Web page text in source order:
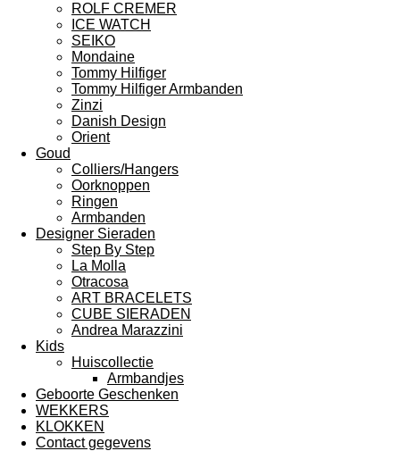
ROLF CREMER
ICE WATCH
SEIKO
Mondaine
Tommy Hilfiger
Tommy Hilfiger Armbanden
Zinzi
Danish Design
Orient
Goud
Colliers/Hangers
Oorknoppen
Ringen
Armbanden
Designer Sieraden
Step By Step
La Molla
Otracosa
ART BRACELETS
CUBE SIERADEN
Andrea Marazzini
Kids
Huiscollectie
Armbandjes
Geboorte Geschenken
WEKKERS
KLOKKEN
Contact gegevens